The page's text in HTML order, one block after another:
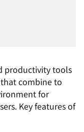
productivity tools
combine to
for
Key features of